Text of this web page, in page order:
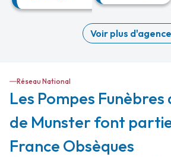
Voir plus
Réseau National
Les Pompes Funèbres
de Munster font
France Obsèques